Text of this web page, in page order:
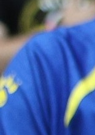
1 mjesec 3